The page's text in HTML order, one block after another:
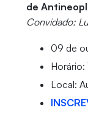
de
Convidado:
09 de
Local: